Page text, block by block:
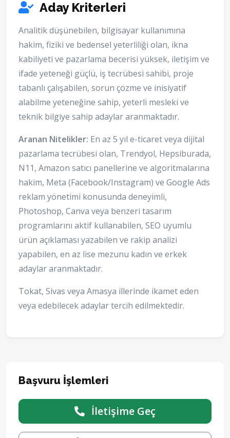
Aday Kriterleri
Analitik düşünebilen, bilgisayar kullanımına
hakim, fiziki ve bedensel yeterliliği olan, ikna
kabiliyeti ve pazarlama becerisi yüksek, iletişim ve
ifade yeteneği güçlü, iş tecrübesi sahibi, proje
tabanlı çalışabilen, sorun çözme ve inisiyatif
alabilme yeteneğine sahip, yeterli mesleki ve
teknik bilgiye sahip adaylar aranmaktadır.
Aranan Nitelikler: En az 5 yıl e-ticaret veya dijital
pazarlama tecrübesi olan, Trendyol, Hepsiburada,
N11, Amazon satıcı panellerine ve algoritmalarına
hakim, Meta (Facebook/Instagram) ve Google Ads
reklam yönetimi konusunda deneyimli,
Photoshop, Canva veya benzeri tasarım
programlarını aktif kullanabilen, SEO uyumlu
ürün açıklaması yazabilen ve rakip analizi
yapabilen, en az lise mezunu kadın ve erkek
adaylar aranmaktadır.
Tokat, Sivas veya Amasya illerinde ikamet eden
veya edebilecek adaylar tercih edilmektedir.
Başvuru İşlemleri
İletişime Geç